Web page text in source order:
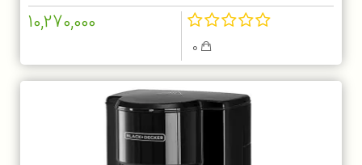
0
10,270,000